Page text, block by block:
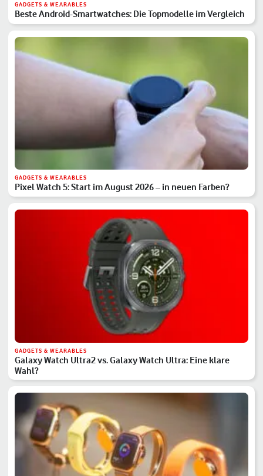
GADGETS & WEARABLES
Beste Android-Smartwatches: Die Topmodelle im Vergleich
GADGETS & WEARABLES
Pixel Watch 5: Start im August 2026 – in neuen Farben?
GADGETS & WEARABLES
Galaxy Watch Ultra2 vs. Galaxy Watch Ultra: Eine klare
Wahl?